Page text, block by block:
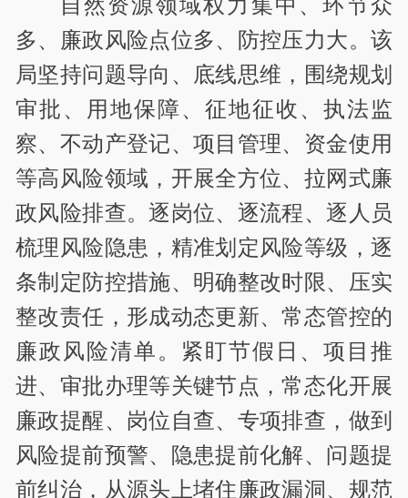
自然资源领域权力集中、环节众
多、廉政风险点位多、防控压力大。该
局坚持问题导向、底线思维，围绕规划
审批、用地保障、征地征收、执法监
察、不动产登记、项目管理、资金使用
等高风险领域，开展全方位、拉网式廉
政风险排查。逐岗位、逐流程、逐人员
梳理风险隐患，精准划定风险等级，逐
条制定防控措施、明确整改时限、压实
整改责任，形成动态更新、常态管控的
廉政风险清单。紧盯节假日、项目推
进、审批办理等关键节点，常态化开展
廉政提醒、岗位自查、专项排查，做到
风险提前预警、隐患提前化解、问题提
前纠治，从源头上堵住廉政漏洞、规范